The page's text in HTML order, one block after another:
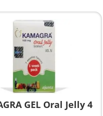
GEL Oral Jelly 4